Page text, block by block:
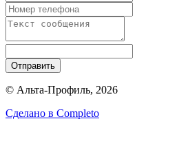
Отправить
© Альта-Профиль, 2026
Сделано в Completo